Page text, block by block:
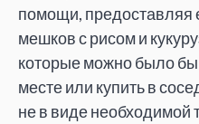
помощи, предоставляя
мешков с рисом и
которые можно было бы
месте или купить в
не в виде необходимой